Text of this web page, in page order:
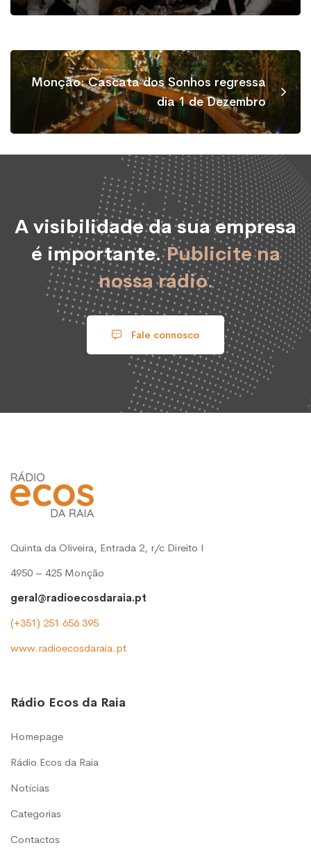
Monção: Cascata dos Sonhos regressa
dia 1 de Dezembro
A visibilidade da sua empresa
é importante.Publicite na
nossa rádio.
Fale connosco
Quinta da Oliveira, Entrada 2, r/c Direito l
4950 – 425 Monção
geral@radioecosdaraia.pt
(+351) 251 656 395
www.radioecosdaraia.pt
Rádio Ecos da Raia
Homepage
Rádio Ecos da Raia
Notícias
Categorias
Contactos